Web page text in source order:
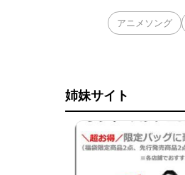
アニメソング
姉妹サイト